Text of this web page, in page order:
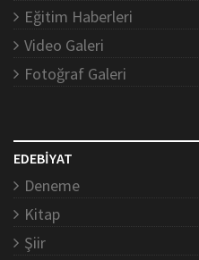
Eğitim Haberleri
Video Galeri
Fotoğraf Galeri
EDEBİYAT
Deneme
Kitap
Şiir